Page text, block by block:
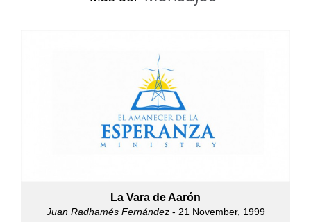
La Vara de Aarón
Juan Radhamés Fernández- 21 November, 1999